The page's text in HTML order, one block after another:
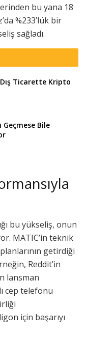
bu yana 18
%233’lük bir
sağladı.
Ticarette Kripto
Geçmese Bile
bu yükseliş, onun
MATIC’in teknik
getirdiği
Reddit’in
lansman
cep telefonu
için başarıyı